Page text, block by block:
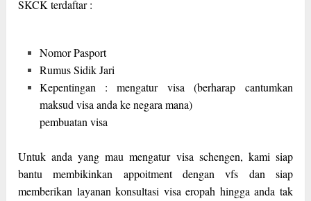
SKCK terdaftar :
Nomor Pasport
Rumus Sidik Jari
Kepentingan : mengatur visa (berharap cantumkan
maksud visa anda ke negara mana)
pembuatan visa
Untuk anda yang mau mengatur visa schengen, kami siap
bantu membikinkan appoitment dengan vfs dan siap
memberikan layanan konsultasi visa eropah hingga anda tak